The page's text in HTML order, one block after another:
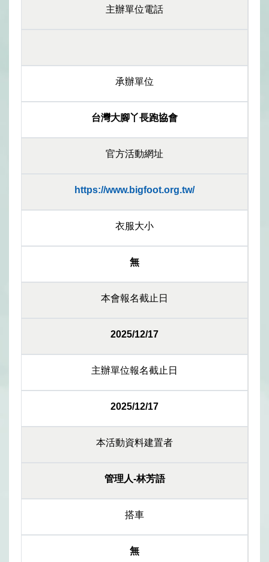
主辦單位電話
承辦單位
台灣大腳丫長跑協會
官方活動網址
https://www.bigfoot.org.tw/
衣服大小
無
本會報名截止日
2025/12/17
主辦單位報名截止日
2025/12/17
本活動資料建置者
管理人-林芳語
搭車
無